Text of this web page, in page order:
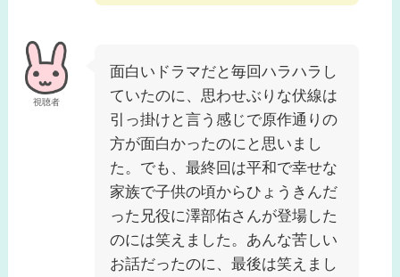
視聴者
面白いドラマだと毎回ハラハラし
ていたのに、思わせぶりな伏線は
引っ掛けと言う感じで原作通りの
方が面白かったのにと思いまし
た。でも、最終回は平和で幸せな
家族で子供の頃からひょうきんだ
った兄役に澤部佑さんが登場した
のには笑えました。あんな苦しい
お話だったのに、最後は笑えまし